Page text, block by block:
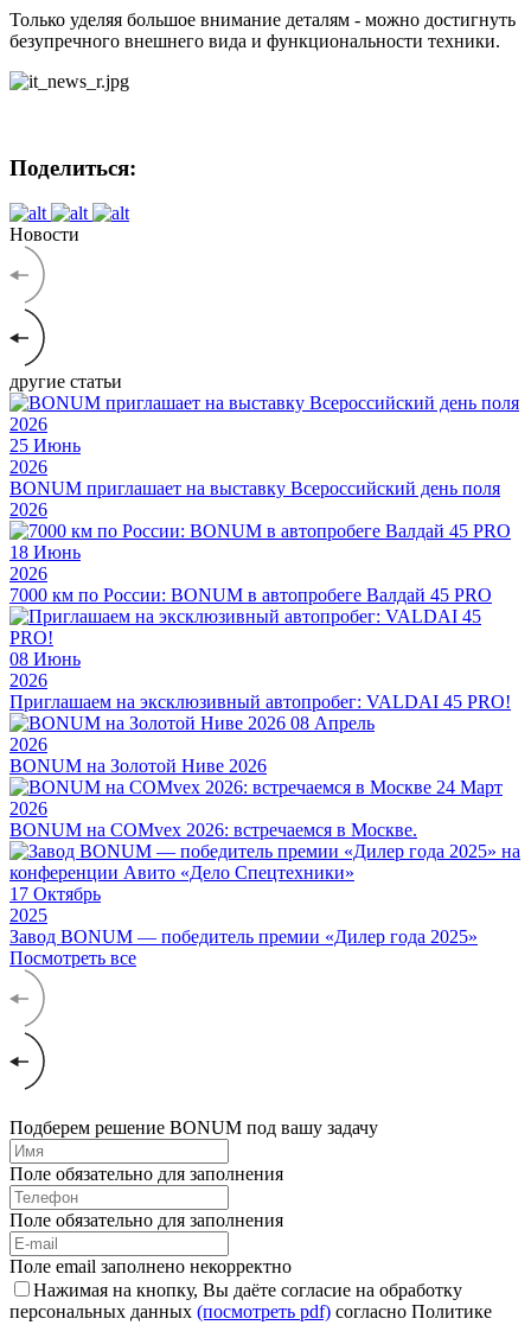
Только уделяя большое внимание деталям - можно достигнуть
безупречного внешнего вида и функциональности техники.
Поделиться:
Новости
другие статьи
25 Июнь
2026
BONUM приглашает на выставку Всероссийский день поля
2026
18 Июнь
2026
7000 км по России: BONUM в автопробеге Валдай 45 PRO
08 Июнь
2026
Приглашаем на эксклюзивный автопробег: VALDAI 45 PRO!
08 Апрель
2026
BONUM на Золотой Ниве 2026
24 Март
2026
BONUM на COMvex 2026: встречаемся в Москве.
17 Октябрь
2025
Завод BONUM — победитель премии «Дилер года 2025»
Посмотреть все
Подберем решение BONUM под вашу задачу
Поле обязательно для заполнения
Поле обязательно для заполнения
Поле email заполнено некорректно
Нажимая на кнопку, Вы даёте согласие на обработку
персональных данных (посмотреть pdf) согласно Политике